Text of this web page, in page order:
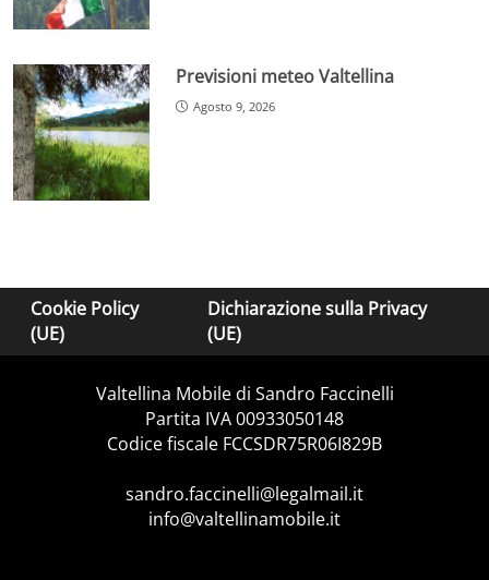
Previsioni meteo Valtellina
Agosto 9, 2026
Cookie Policy
(UE)
Dichiarazione sulla Privacy
(UE)
Valtellina Mobile di Sandro Faccinelli
Partita IVA 00933050148
Codice fiscale FCCSDR75R06I829B
sandro.faccinelli@legalmail.it
info@valtellinamobile.it